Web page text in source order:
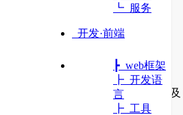
┗ 服务
开发·前端
┣ web框架
┣ 开发语
言
┣ 工具
VLC media player
可播放大多数多媒体文件，以